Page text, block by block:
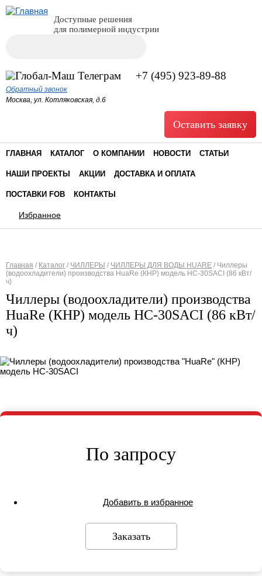
Доступные решения
для полимерной индустрии
+7 (495) 923-89-88
Обратный звонок
Москва, ул. Котляковская, д.6
Оставить заявку
ГЛАВНАЯ КАТАЛОГ О КОМПАНИИ НОВОСТИ СТАТЬИ
НАШИ ПРОЕКТЫ АКЦИИ ДОСТАВКА И ОПЛАТА
ПОСТАВКИ FOB КОНТАКТЫ
Избранное
Вы здесь
Главная / Каталог / ЧИЛЛЕРЫ / ЧИЛЛЕРЫ ДЛЯ ВОДЫ HUARE / Чиллеры
(водоохладители) производства HuaRe (КНР) модель HC-30SACI (86 кВт/
ч)
Чиллеры (водоохладители) производства
HuaRe (КНР) модель HC-30SACI (86 кВт/
ч)
По запросу
Добавить в избранное
Заказать